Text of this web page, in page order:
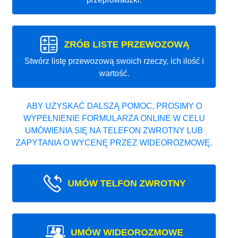
ZRÓB LISTE PRZEWOZOWĄ
Stwórz listę przewozową swoich rzeczy, ich ilość i
wartość.
ABY UZYSKAĆ DALSZĄ POMOC, PROSIMY O
WYPEŁNIENIE FORMULARZA ONLINE W CELU
UMÓWIENIA SIĘ NA TELEFON ZWROTNY LUB
ZAPYTANIA O WYCENĘ PRZEZ WIDEOROZMOWĘ.
UMÓW TELFON ZWROTNY
UMÓW WIDEOROZMOWE